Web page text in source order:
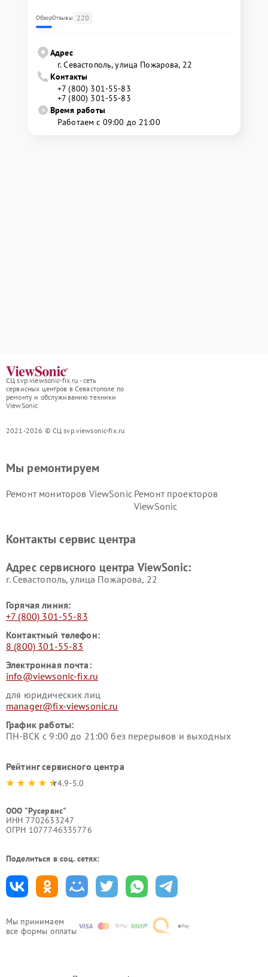
ОбзорОтзывы 220
Адрес
г. Севастополь, улица Пожарова, 22
Контакты
+7 (800) 301-55-83
+7 (800) 301-55-83
Время работы
Работаем с 09:00 до 21:00
СЦ svp.viewsonic-fix.ru - сеть
сервисных центров в Севастополе по
ремонту и обслуживанию техники
ViewSonic
2021-2026 © СЦ svp.viewsonic-fix.ru
Мы принимаем
все формы оплаты
Мы ремонтируем
Ремонт мониторов ViewSonic Ремонт проекторов
ViewSonic
Контакты сервис центра
Адрес сервисного центра ViewSonic:
г. Севастополь, улица Пожарова, 22
Горячая линия:
+7 (800) 301-55-83
Контактный телефон:
8 (800) 301-55-83
Электронная почта:
info@viewsonic-fix.ru
для юридических лиц
manager@fix-viewsonic.ru
График работы:
ПН-ВСК с 9:00 до 21:00 без перерывов и выходных
Рейтинг сервисного центра
4.9-5.0
ООО "Русервис"
ИНН 7702633247
ОГРН 1077746335776
Поделиться в соц. сетях: